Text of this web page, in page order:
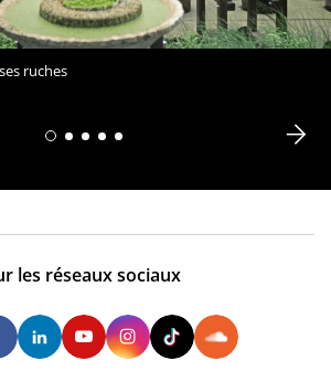
ruches
les réseaux sociaux
TwitterFacebookLinkedInYoutubeInstagram